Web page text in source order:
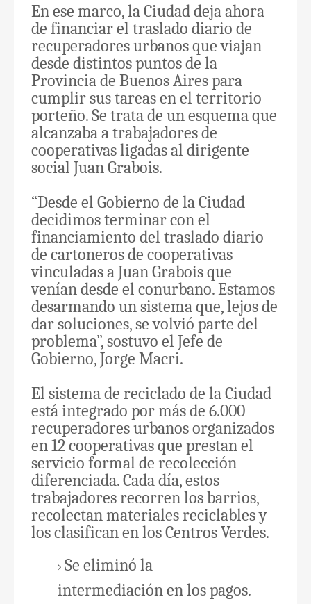
En ese marco, la Ciudad deja ahora
de financiar el traslado diario de
recuperadores urbanos que viajan
desde distintos puntos de la
Provincia de Buenos Aires para
cumplir sus tareas en el territorio
porteño. Se trata de un esquema que
alcanzaba a trabajadores de
cooperativas ligadas al dirigente
social Juan Grabois.
“Desde el Gobierno de la Ciudad
decidimos terminar con el
financiamiento del traslado diario
de cartoneros de cooperativas
vinculadas a Juan Grabois que
venían desde el conurbano. Estamos
desarmando un sistema que, lejos de
dar soluciones, se volvió parte del
problema”, sostuvo el Jefe de
Gobierno, Jorge Macri.
El sistema de reciclado de la Ciudad
está integrado por más de 6.000
recuperadores urbanos organizados
en 12 cooperativas que prestan el
servicio formal de recolección
diferenciada. Cada día, estos
trabajadores recorren los barrios,
recolectan materiales reciclables y
los clasifican en los Centros Verdes.
Se eliminó la
intermediación en los pagos.